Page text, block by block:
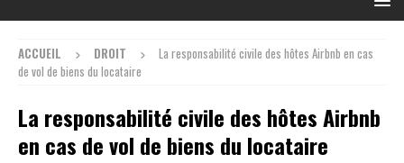
ACCUEIL DROIT
La responsabilité civile des hôtes Airbnb en cas
de vol de biens du locataire
La responsabilité civile des hôtes Airbnb
en cas de vol de biens du locataire